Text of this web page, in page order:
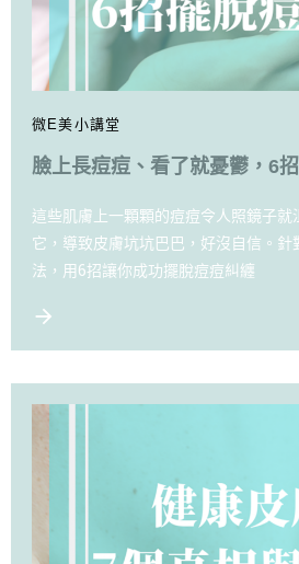
微E美小講堂
臉上長痘痘、看了就憂鬱，6
這些肌膚上一顆顆的痘痘令人照鏡子
它，導致皮膚坑坑巴巴，好沒自信。
法，用6招讓你成功擺脫痘痘糾纏